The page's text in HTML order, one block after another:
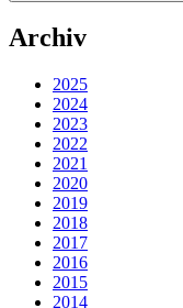
Archiv
2025
2024
2023
2022
2021
2020
2019
2018
2017
2016
2015
2014